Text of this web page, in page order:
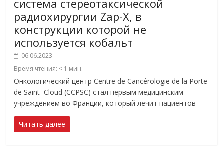
система стереотаксической
радиохирургии Zap-X, в
конструкции которой не
используется кобальт
06.06.2023
Время чтения: < 1 мин.
Онкологический центр Centre de Cancérologie de la Porte
de Saint–Cloud (CCPSC) стал первым медицинским
учреждением во Франции, который лечит пациентов
Читать далее